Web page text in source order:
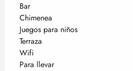
Bar
Chimenea
Juegos para niños
Terraza
Wifi
Para llevar